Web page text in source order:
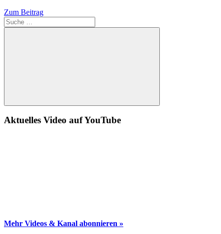
Zum Beitrag
Suche
Aktuelles Video auf YouTube
Mehr Videos & Kanal abonnieren »